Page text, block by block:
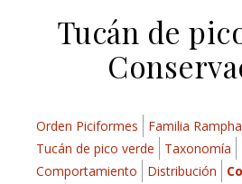
Tucán de
Orden Piciformes
Familia
Tucán de pico verde
Taxonomía
Comportamiento
Distribución